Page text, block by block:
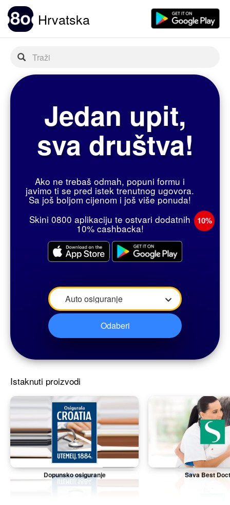
Hrvatska
Istaknuti proizvodi
Dopunsko osiguranje Sava Best